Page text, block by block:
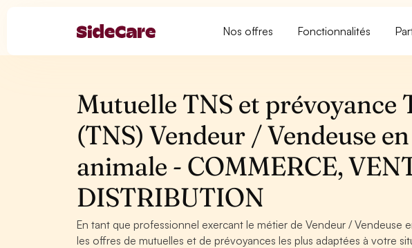
Nos offres Fonctionnalités
Mutuelle TNS et prévoyance
(TNS) Vendeur / Vendeuse
animale - COMMERCE,
DISTRIBUTION
En tant que professionnel exercant le métier de Vendeur / Vendeuse
les offres de mutuelles et de prévoyances les plus adaptées à votre